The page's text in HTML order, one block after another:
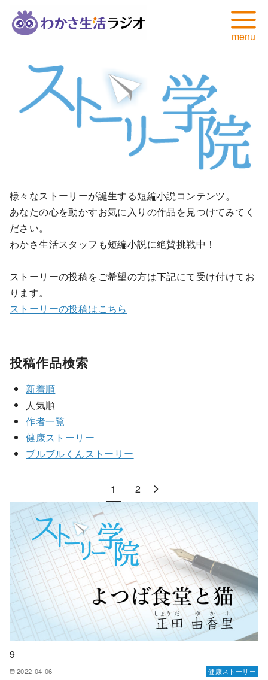
様々なストーリーが誕生する短編小説コンテンツ。
あなたの心を動かすお気に入りの作品を見つけてみてく
ださい。
わかさ生活スタッフも短編小説に絶賛挑戦中！
ストーリーの投稿をご希望の方は下記にて受け付けてお
ります。
ストーリーの投稿はこちら
投稿作品検索
新着順
人気順
作者一覧
健康ストーリー
ブルブルくんストーリー
1 2
9
2022-04-06 健康ストーリー